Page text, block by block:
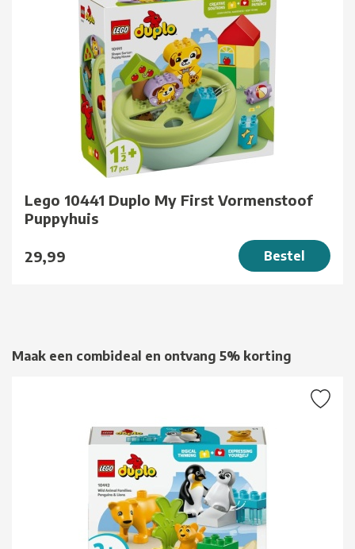
Lego 10441 Duplo My First Vormenstoof
Puppyhuis
29,99 Bestel
Maak een combideal en ontvang 5% korting